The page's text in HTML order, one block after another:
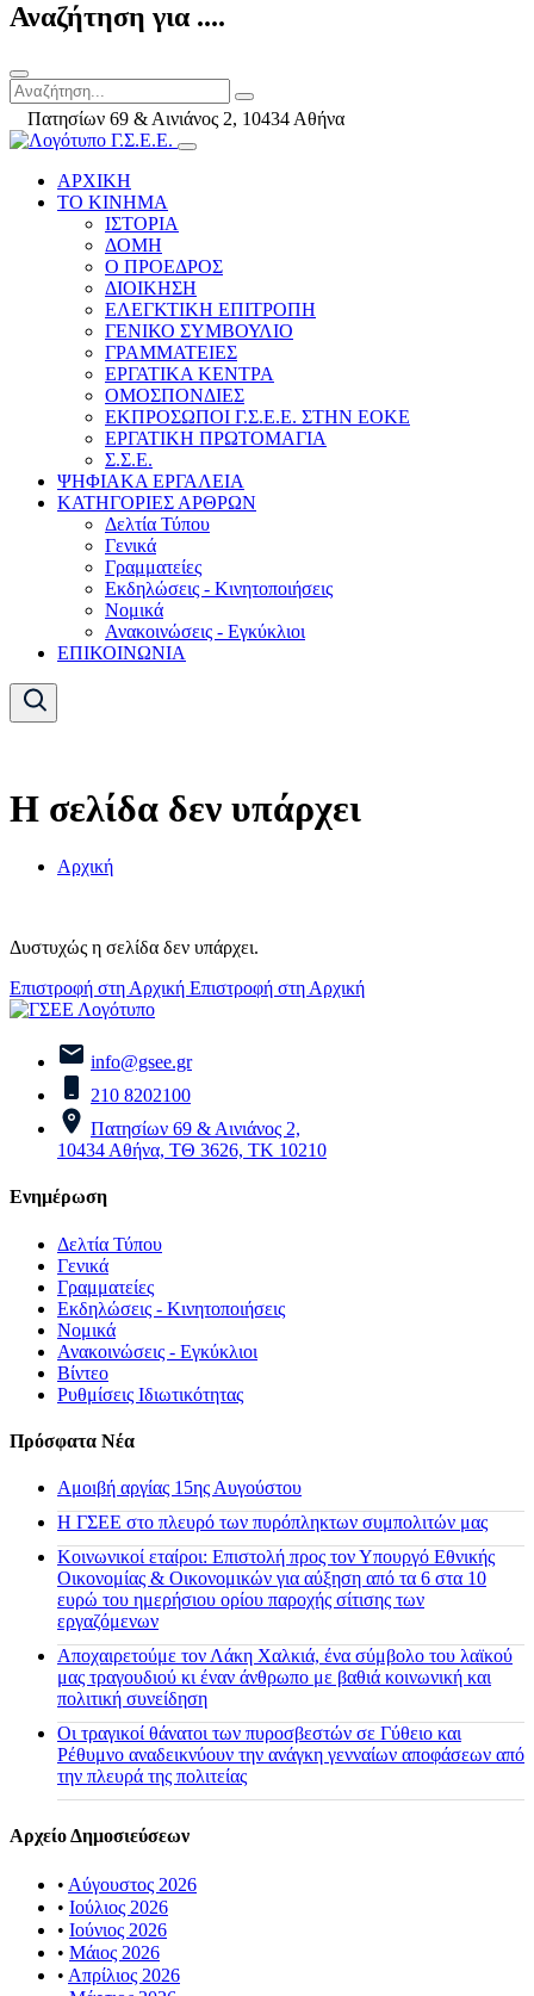
Αναζήτηση για ....
Πατησίων 69 & Αινιάνος 2, 10434 Αθήνα
ΑΡΧΙΚΗ
ΤΟ ΚΙΝΗΜΑ
ΙΣΤΟΡΙΑ
ΔΟΜΗ
Ο ΠΡΟΕΔΡΟΣ
ΔΙΟΙΚΗΣΗ
ΕΛΕΓΚΤΙΚΗ ΕΠΙΤΡΟΠΗ
ΓΕΝΙΚΟ ΣΥΜΒΟΥΛΙΟ
ΓΡΑΜΜΑΤΕΙΕΣ
ΕΡΓΑΤΙΚΑ ΚΕΝΤΡΑ
ΟΜΟΣΠΟΝΔΙΕΣ
ΕΚΠΡΟΣΩΠΟΙ Γ.Σ.Ε.Ε. ΣΤΗΝ ΕΟΚΕ
ΕΡΓΑΤΙΚΗ ΠΡΩΤΟΜΑΓΙΑ
Σ.Σ.Ε.
ΨΗΦΙΑΚΑ ΕΡΓΑΛΕΙΑ
ΚΑΤΗΓΟΡΙΕΣ ΑΡΘΡΩΝ
Δελτία Τύπου
Γενικά
Γραμματείες
Εκδηλώσεις - Κινητοποιήσεις
Νομικά
Ανακοινώσεις - Εγκύκλιοι
ΕΠΙΚΟΙΝΩΝΙΑ
Η σελίδα δεν υπάρχει
Αρχική
Δυστυχώς η σελίδα δεν υπάρχει.
Επιστροφή στη Αρχική Επιστροφή στη Αρχική
info@gsee.gr
210 8202100
Πατησίων 69 & Αινιάνος 2,
10434 Αθήνα, ΤΘ 3626, ΤΚ 10210
Ενημέρωση
Δελτία Τύπου
Γενικά
Γραμματείες
Εκδηλώσεις - Κινητοποιήσεις
Νομικά
Ανακοινώσεις - Εγκύκλιοι
Βίντεο
Ρυθμίσεις Ιδιωτικότητας
Πρόσφατα Νέα
Αμοιβή αργίας 15ης Αυγούστου
H ΓΣΕΕ στο πλευρό των πυρόπληκτων συμπολιτών μας
Κοινωνικοί εταίροι: Επιστολή προς τον Υπουργό Εθνικής
Οικονομίας & Οικονομικών για αύξηση από τα 6 στα 10
ευρώ του ημερήσιου ορίου παροχής σίτισης των
εργαζόμενων
Αποχαιρετούμε τον Λάκη Χαλκιά, ένα σύμβολο του λαϊκού
μας τραγουδιού κι έναν άνθρωπο με βαθιά κοινωνική και
πολιτική συνείδηση
Οι τραγικοί θάνατοι των πυροσβεστών σε Γύθειο και
Ρέθυμνο αναδεικνύουν την ανάγκη γενναίων αποφάσεων από
την πλευρά της πολιτείας
Αρχείο Δημοσιεύσεων
• Αύγουστος 2026
• Ιούλιος 2026
• Ιούνιος 2026
• Μάιος 2026
• Απρίλιος 2026